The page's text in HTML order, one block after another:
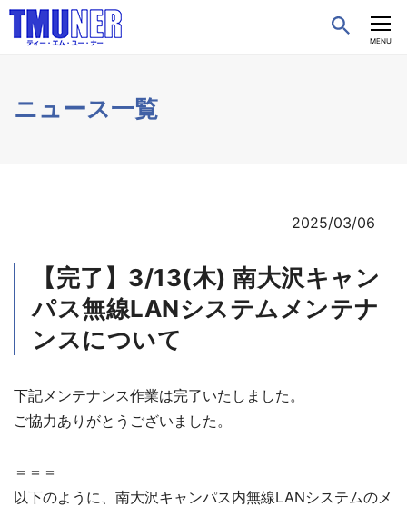
CLOSE
MENU
ニュース一覧
2025/03/06
【完了】3/13(木) 南大沢キャン
パス無線LANシステムメンテナ
ンスについて
下記メンテナンス作業は完了いたしました。
ご協力ありがとうございました。
＝＝＝
以下のように、南大沢キャンパス内無線LANシステムのメ